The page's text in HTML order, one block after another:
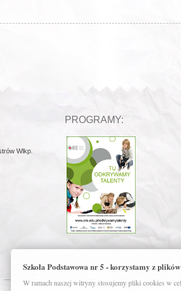
Wlkp.
PROGRAMY:
Szkoła Podstawowa nr 5 - korzystamy z
W ramach naszej witryny stosujemy pliki cookies w